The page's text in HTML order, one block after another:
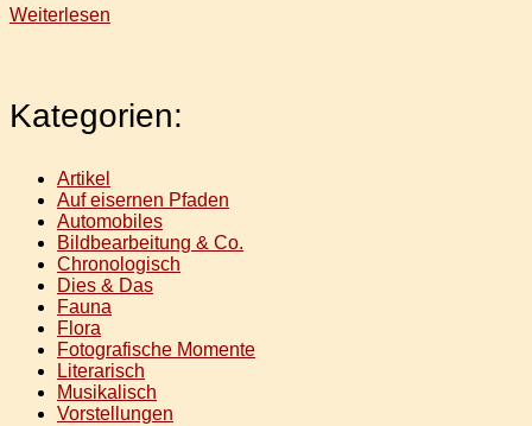
Weiterlesen
Kategorien:
Artikel
Auf eisernen Pfaden
Automobiles
Bildbearbeitung & Co.
Chronologisch
Dies & Das
Fauna
Flora
Fotografische Momente
Literarisch
Musikalisch
Vorstellungen